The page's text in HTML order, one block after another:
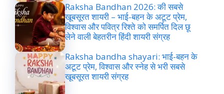
Raksha Bandhan 2026: की सबसे
खूबसूरत शायरी – भाई-बहन के अटूट प्रेम,
विश्वास और पवित्र रिश्ते को समर्पित दिल छू
लेने वाली बेहतरीन हिंदी शायरी संग्रह
Raksha bandha shayari: भाई-बहन के
अटूट प्रेम, विश्वास और स्नेह से भरी सबसे
खूबसूरत शायरी संग्रह